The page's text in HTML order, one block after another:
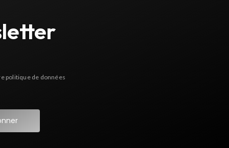
politique de données